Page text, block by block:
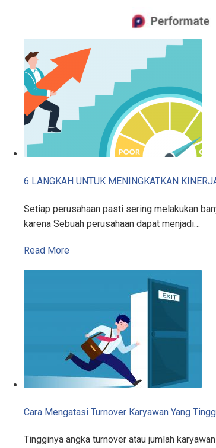
content
6 LANGKAH UNTUK MENINGKATKAN
Setiap perusahaan pasti sering melakukan
karena Sebuah perusahaan dapat menjadi…
Read More
Cara Mengatasi Turnover Karyawan Yang
Tingginya angka turnover atau jumlah